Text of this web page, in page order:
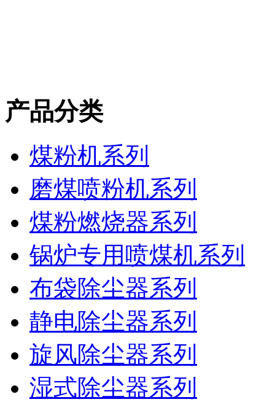
产品分类
煤粉机系列
磨煤喷粉机系列
煤粉燃烧器系列
锅炉专用喷煤机系列
布袋除尘器系列
静电除尘器系列
旋风除尘器系列
湿式除尘器系列